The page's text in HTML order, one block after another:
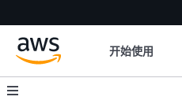
开始使用